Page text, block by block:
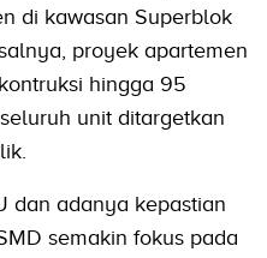
di kawasan Superblok
proyek apartemen
hingga 95
unit ditargetkan
dan adanya kepastian
semakin fokus pada